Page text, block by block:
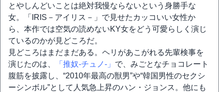
とやしんどいことは絶対我慢ならないという身勝手な
女。「IRIS－アイリス－」で見せたカッコいい女性か
ら、本作では空気の読めないKY女をどう可愛らしく演じ
ているのかが見どころだ。
見どころはまだまだある。ヘリがあこがれる先輩検事を
演じたのは、
「推奴-チュノ-」 で、みごとなチョコレート
腹筋を披露し、“2010年最高の獣男”や“韓国男性のセクシ
ーシンボル”として人気急上昇のハン・ジョンス。他にも